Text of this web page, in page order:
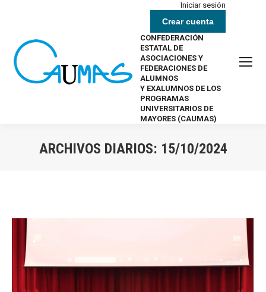
Iniciar sesión
Crear cuenta
CONFEDERACIÓN
ESTATAL DE
ASOCIACIONES Y
FEDERACIONES DE
ALUMNOS
Y EXALUMNOS DE LOS
PROGRAMAS
UNIVERSITARIOS DE
MAYORES (CAUMAS)
ARCHIVOS DIARIOS: 15/10/2024